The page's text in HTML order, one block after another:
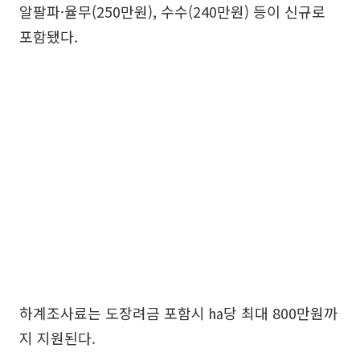
알팔파·율무(250만원), 수수(240만원) 등이 신규로
포함됐다.
하계조사료는 도장려금 포함시 ㏊당 최대 800만원까
지 지원된다.